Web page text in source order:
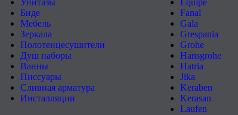
Унитазы
Биде
Мебель
Зеркала
Полотенцесушители
Душ наборы
Ванны
Писсуары
Сливная арматура
Инсталляции
Equipe
Fanal
Gala
Grespania
Grohe
Hansgrohe
Hatria
Jika
Keraben
Kerasan
Laufen